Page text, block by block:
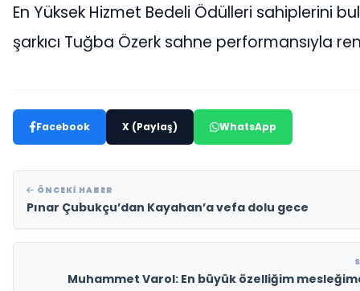
En Yüksek Hizmet Bedeli Ödülleri sahiplerini
şarkıcı Tuğba Özerk sahne performansıyla
Facebook X (Paylaş) WhatsApp
ÖNCEKI HABER
Pınar Çubukçu’dan Kayahan’a vefa dolu gece
Muhammet Varol: En büyük özelliğim